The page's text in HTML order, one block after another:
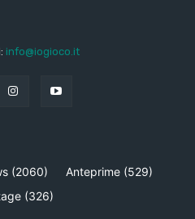
info@iogioco.it
(2060) Anteprime (529)
(326)